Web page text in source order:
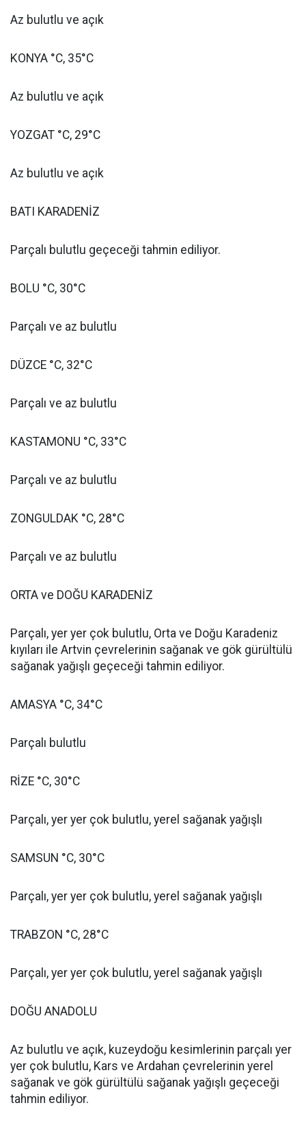
Az bulutlu ve açık
KONYA °C, 35°C
Az bulutlu ve açık
YOZGAT °C, 29°C
Az bulutlu ve açık
BATI KARADENİZ
Parçalı bulutlu geçeceği tahmin ediliyor.
BOLU °C, 30°C
Parçalı ve az bulutlu
DÜZCE °C, 32°C
Parçalı ve az bulutlu
KASTAMONU °C, 33°C
Parçalı ve az bulutlu
ZONGULDAK °C, 28°C
Parçalı ve az bulutlu
ORTA ve DOĞU KARADENİZ
Parçalı, yer yer çok bulutlu, Orta ve Doğu Karadeniz
kıyıları ile Artvin çevrelerinin sağanak ve gök gürültülü
sağanak yağışlı geçeceği tahmin ediliyor.
AMASYA °C, 34°C
Parçalı bulutlu
RİZE °C, 30°C
Parçalı, yer yer çok bulutlu, yerel sağanak yağışlı
SAMSUN °C, 30°C
Parçalı, yer yer çok bulutlu, yerel sağanak yağışlı
TRABZON °C, 28°C
Parçalı, yer yer çok bulutlu, yerel sağanak yağışlı
DOĞU ANADOLU
Az bulutlu ve açık, kuzeydoğu kesimlerinin parçalı yer
yer çok bulutlu, Kars ve Ardahan çevrelerinin yerel
sağanak ve gök gürültülü sağanak yağışlı geçeceği
tahmin ediliyor.